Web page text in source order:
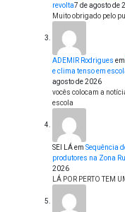
revolta7 de agosto de
Muito obrigado pelo
ADEMIR Rodrigues em
e clima tenso em
agosto de 2026
vocês colocam a
escola
SEI LÁem Sequência
produtores na Zona
2026
LÁ POR PERTO TEM